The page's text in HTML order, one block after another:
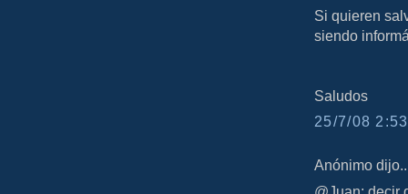
Si quieren
siendo
Saludos
25/7/08
Anónimo